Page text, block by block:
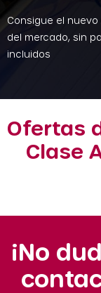
Consigue el
del mercado, sin
incluidos
Ofertas
Clase
¡No